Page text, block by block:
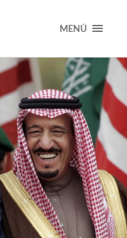
MENÚ